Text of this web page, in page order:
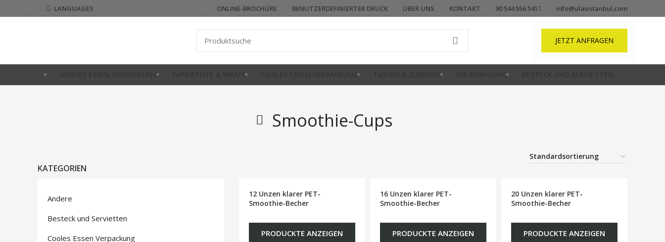
LANGUAGES ONLINE-BROCHÜRE BENUTZERDEFINIERTER DRUCK ÜBER UNS KONTAKT 90 544 556 5417 info@ulasistanbul.com
JETZT ANFRAGEN
PAPIERTÜTE & WRAPS COOLES ESSEN VERPACKUNG TASSEN & ZUBEHÖR DIE REINIGUNG
Smoothie-Cups
KATEGORIEN
Andere
Besteck und Servietten
Cooles Essen Verpackung
12 Unzen klarer PET-
Smoothie-Becher
PRODUCKTE ANZEIGEN
16 Unzen klarer PET-
Smoothie-Becher
PRODUCKTE ANZEIGEN
20 Unzen klarer PET-
Smoothie-Becher
PRODUCKTE ANZEIGEN